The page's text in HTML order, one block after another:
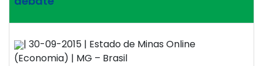
| 30-09-2015 | Estado de Minas Online
(Economia) | MG – Brasil